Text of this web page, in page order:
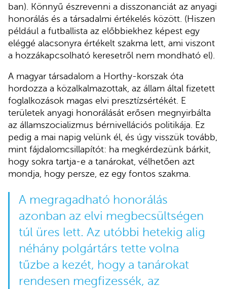
ban). Könnyű észrevenni a disszonanciát az anyagi
honorálás és a társadalmi értékelés között. (Hiszen
például a futballista az előbbiekhez képest egy
eléggé alacsonyra értékelt szakma lett, ami viszont
a hozzákapcsolható keresetről nem mondható el).
A magyar társadalom a Horthy-korszak óta
hordozza a közalkalmazottak, az állam által fizetett
foglalkozások magas elvi presztízsértékét. E
területek anyagi honorálását erősen megnyirbálta
az államszocializmus bérnivellációs politikája. Ez
pedig a mai napig velünk él, és úgy visszük tovább,
mint fájdalomcsillapítót: ha megkérdezünk bárkit,
hogy sokra tartja-e a tanárokat, vélhetően azt
mondja, hogy persze, ez egy fontos szakma.
A megragadható honorálás
azonban az elvi megbecsültségen
túl üres lett. Az utóbbi hetekig alig
néhány polgártárs tette volna
tűzbe a kezét, hogy a tanárokat
rendesen megfizessék, az